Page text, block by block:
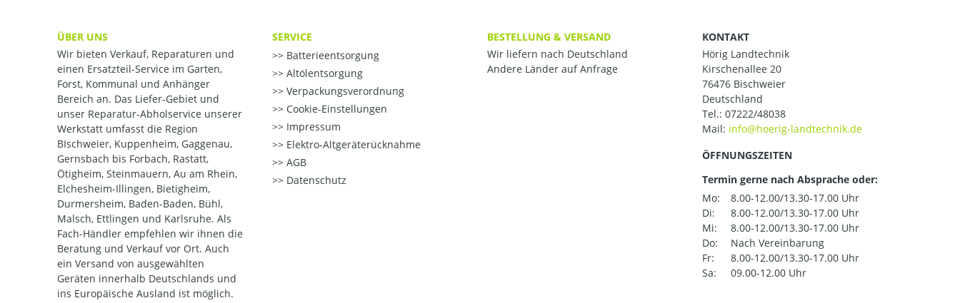
ÜBER UNS
Wir bieten Verkauf, Reparaturen und
einen Ersatzteil-Service im Garten,
Forst, Kommunal und Anhänger
Bereich an. Das Liefer-Gebiet und
unser Reparatur-Abholservice unserer
Werkstatt umfasst die Region
BIschweier, Kuppenheim, Gaggenau,
Gernsbach bis Forbach, Rastatt,
Ötigheim, Steinmauern, Au am Rhein,
Elchesheim-Illingen, Bietigheim,
Durmersheim, Baden-Baden, Bühl,
Malsch, Ettlingen und Karlsruhe. Als
Fach-Händler empfehlen wir ihnen die
Beratung und Verkauf vor Ort. Auch
ein Versand von ausgewählten
Geräten innerhalb Deutschlands und
ins Europäische Ausland ist möglich.
SERVICE
Batterieentsorgung
Altölentsorgung
Verpackungsverordnung
Cookie-Einstellungen
Impressum
Elektro-Altgeräterücknahme
AGB
Datenschutz
BESTELLUNG & VERSAND
Wir liefern nach Deutschland
Andere Länder auf Anfrage
KONTAKT
Hörig Landtechnik
Kirschenallee 20
76476 Bischweier
Deutschland
Tel.: 07222/48038
Mail:
ÖFFNUNGSZEITEN
Termin gerne nach Absprache oder:
Mo:
8.00-12.00/13.30-17.00 Uhr
Di:
8.00-12.00/13.30-17.00 Uhr
Mi:
8.00-12.00/13.30-17.00 Uhr
Do:
Nach Vereinbarung
Fr:
8.00-12.00/13.30-17.00 Uhr
Sa:
09.00-12.00 Uhr